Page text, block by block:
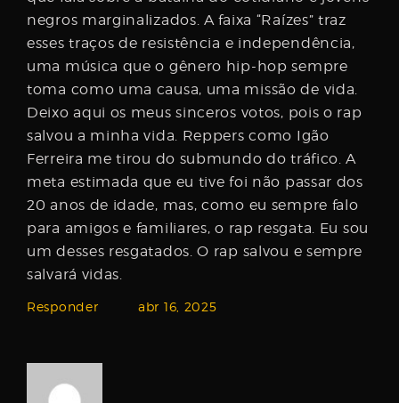
negros marginalizados. A faixa “Raízes” traz
esses traços de resistência e independência,
uma música que o gênero hip-hop sempre
toma como uma causa, uma missão de vida.
Deixo aqui os meus sinceros votos, pois o rap
salvou a minha vida. Reppers como Igão
Ferreira me tirou do submundo do tráfico. A
meta estimada que eu tive foi não passar dos
20 anos de idade, mas, como eu sempre falo
para amigos e familiares, o rap resgata. Eu sou
um desses resgatados. O rap salvou e sempre
salvará vidas.
Responder abr 16, 2025